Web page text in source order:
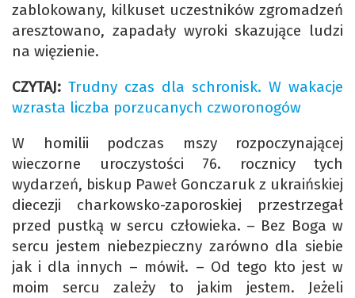
zablokowany, kilkuset uczestników zgromadzeń
aresztowano, zapadały wyroki skazujące ludzi
na więzienie.
CZYTAJ: Trudny czas dla schronisk. W wakacje
wzrasta liczba porzucanych czworonogów
W homilii podczas mszy rozpoczynającej
wieczorne uroczystości 76. rocznicy tych
wydarzeń, biskup Paweł Gonczaruk z ukraińskiej
diecezji charkowsko-zaporoskiej przestrzegał
przed pustką w sercu człowieka. – Bez Boga w
sercu jestem niebezpieczny zarówno dla siebie
jak i dla innych – mówił. – Od tego kto jest w
moim sercu zależy to jakim jestem. Jeżeli